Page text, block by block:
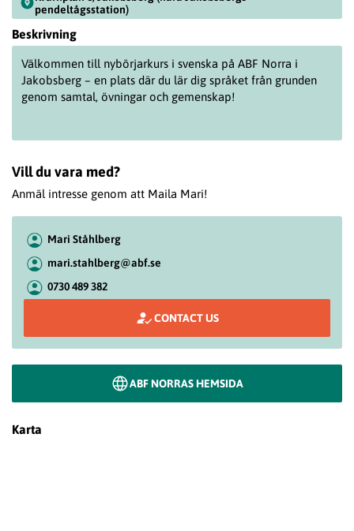
pendeltågsstation)
Beskrivning
Välkommen till nybörjarkurs i svenska på ABF Norra i
Jakobsberg – en plats där du lär dig språket från grunden
genom samtal, övningar och gemenskap!
Vill du vara med?
Anmäl intresse genom att Maila Mari!
Mari Ståhlberg
mari.stahlberg@abf.se
0730 489 382
CONTACT US
ABF NORRAS HEMSIDA
Karta